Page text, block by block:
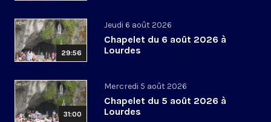
29:56
Jeudi 6 août 2026
Chapelet du 6 août 2026 à
Lourdes
31:00
Mercredi 5 août 2026
Chapelet du 5 août 2026 à
Lourdes